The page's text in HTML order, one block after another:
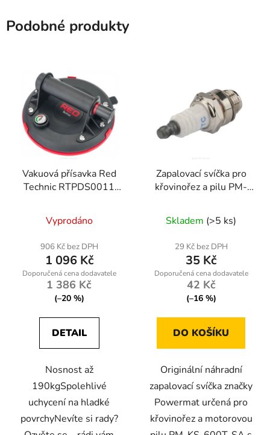
Podobné produkty
Vakuová přísavka Red
Technic RTPDS0011
Vyprodáno
906 Kč bez DPH
1 096 Kč
1 386 Kč
(–20 %)
DETAIL
Nosnost až
190kgSpolehlivé
uchycení na hladké
povrchyNevíte si rady?
Zapalovací svíčka pro
křovinořez a pilu PM-
Skladem (>5 ks)
29 Kč bez DPH
35 Kč
42 Kč
(–16 %)
DO KOŠÍKU
Originální náhradní
zapalovací svíčka značky
Powermat určená pro
křovinořez a motorovou